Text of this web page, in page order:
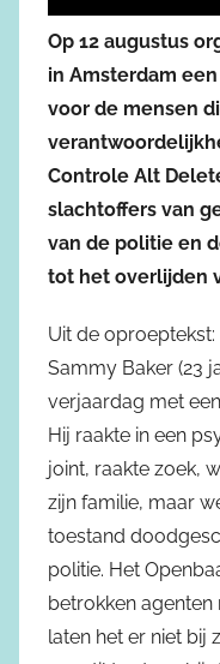
Op 12 augustus
in Amsterdam
voor de mensen
Controle Alt
slachtoffers van
van de politie en
tot het overlijden
Uit de oproeptekst:
Sammy Baker (23
verjaardag met
Hij raakte in een
joint, raakte zoek,
zijn familie, maar
toestand
politie. Het
betrokken agenten
laten het er niet bij